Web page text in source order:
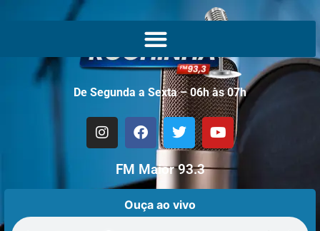
De Segunda a Sexta – 06h às 07h
FM Maior 93.3
Ouça ao vivo